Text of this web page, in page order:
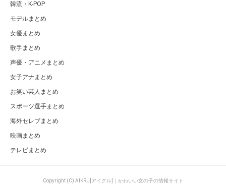
韓流・K-POP
モデルまとめ
女優まとめ
歌手まとめ
声優・アニメまとめ
女子アナまとめ
お笑い芸人まとめ
スポーツ選手まとめ
海外セレブまとめ
映画まとめ
テレビまとめ
Copyright (C) AIKRU[アイクル]｜かわいい女の子の情報サイト